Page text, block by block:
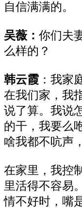
自信满满的。
吴薇： 你们夫
么样的 ？
韩云霞 ： 我家
在我们家 ，我
说了算。 我说
的干， 我要么
啥我都不吭声，
在家里，我控
里活得不容易
情不好时 ，嘴